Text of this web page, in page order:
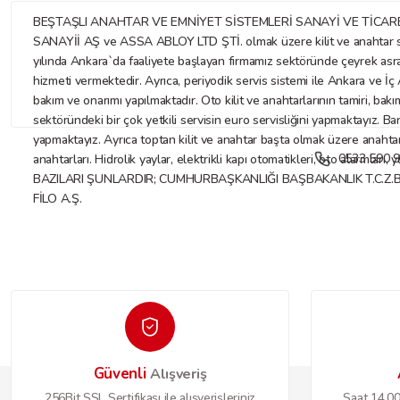
BEŞTAŞLI ANAHTAR VE EMNİYET SİSTEMLERİ SANAYİ VE
SANAYİİ AŞ ve ASSA ABLOY LTD ŞTİ. olmak üzere kilit ve
yılında Ankara`da faaliyete başlayan firmamız sektöründe çeyrek
hizmeti vermektedir. Ayrıca, periyodik servis sistemi ile Ankara ve
bakım ve onarımı yapılmaktadır. Oto kilit ve anahtarlarının tamiri,
sektöründeki bir çok yetkili servisin euro servisliğini yapmaktayız.
yapmaktayız. Ayrıca toptan kilit ve anahtar başta olmak üzere
anahtarları. Hidrolik yaylar, elektrikli kapı otomatikleri, oto
BAZILARI ŞUNLARDIR; CUMHURBAŞKANLIĞI BAŞBAKANLIK
FİLO A.Ş.
0533 590
GüvenliAlışveriş